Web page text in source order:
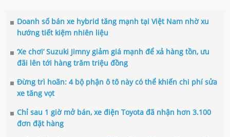
Doanh số bán xe hybrid tăng mạnh tại Việt Nam nhờ xu
hướng tiết kiệm nhiên liệu
‘Xe chơi’ Suzuki Jimny giảm giá mạnh để xả hàng tồn, ưu
đãi lên tới hàng trăm triệu đồng
Đừng trì hoãn: 4 bộ phận ô tô này có thể khiến chi phí sửa
xe tăng vọt
Chỉ sau 1 giờ mở bán, xe điện Toyota đã nhận hơn 3.100
đơn đặt hàng